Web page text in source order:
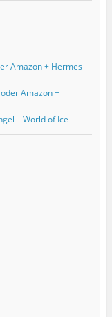
Amazon + Hermes –
Amazon +
– World of Ice